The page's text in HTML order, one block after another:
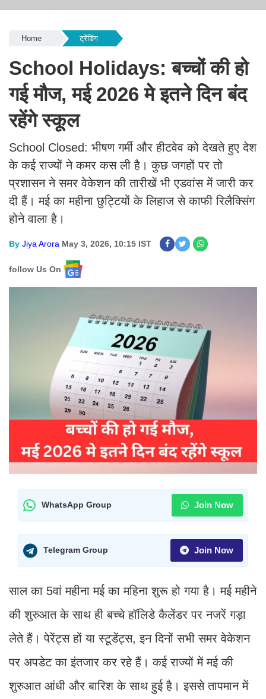
Home ट्रेंडिंग
School Holidays: बच्चों की हो
गई मौज, मई 2026 मे इतने दिन बंद
रहेंगे स्कूल
School Closed: भीषण गर्मी और हीटवेव को देखते हुए देश
के कई राज्यों ने कमर कस ली है। कुछ जगहों पर तो
प्रशासन ने समर वेकेशन की तारीखें भी एडवांस में जारी कर
दी हैं। मई का महीना छुट्टियों के लिहाज से काफी रिलैक्सिंग
होने वाला है।
By Jiya Arora May 3, 2026, 10:15 IST
follow Us On
WhatsApp Group Join Now
Telegram Group Join Now
साल का 5वां महीना मई का महिना शुरू हो गया है। मई महीने
की शुरुआत के साथ ही बच्चे हॉलिडे कैलेंडर पर नजरें गड़ा
लेते हैं। पेरेंट्स हों या स्टूडेंट्स, इन दिनों सभी समर वेकेशन
पर अपडेट का इंतजार कर रहे हैं। कई राज्यों में मई की
शुरुआत आंधी और बारिश के साथ हुई है। इससे तापमान में